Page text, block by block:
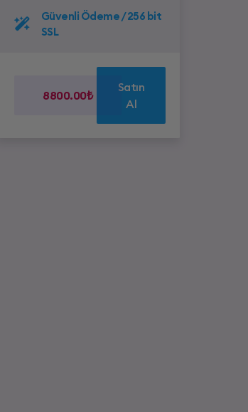
Güvenli Ödeme / 256 bit
SSL
8800.00₺
Satın
Al